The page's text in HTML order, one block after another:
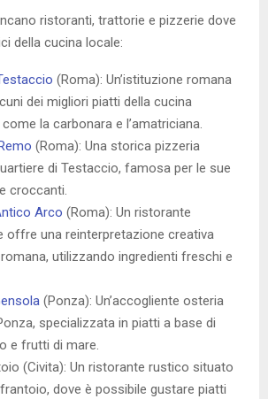
ristoranti, trattorie e pizzerie dove
della cucina locale:
(Roma): Un’istituzione romana
dei migliori piatti della cucina
la carbonara e l’amatriciana.
(Roma): Una storica pizzeria
di Testaccio, famosa per le sue
croccanti.
Arco (Roma): Un ristorante
offre una reinterpretazione creativa
utilizzando ingredienti freschi e
(Ponza): Un’accogliente osteria
specializzata in piatti a base di
e frutti di mare.
(Civita): Un ristorante rustico situato
dove è possibile gustare piatti